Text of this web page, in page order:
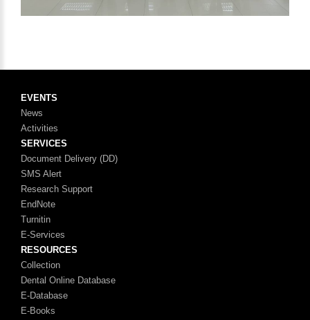
EVENTS
News
Activities
SERVICES
Document Delivery (DD)
SMS Alert
Research Support
EndNote
Turnitin
E-Services
RESOURCES
Collection
Dental Online Database
E-Database
E-Books